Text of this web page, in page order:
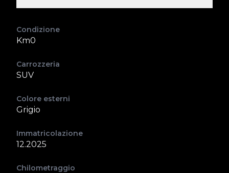
Condizione
Km0
Carrozzeria
SUV
Colore esterni
Grigio
Immatricolazione
12.2025
Chilometraggio